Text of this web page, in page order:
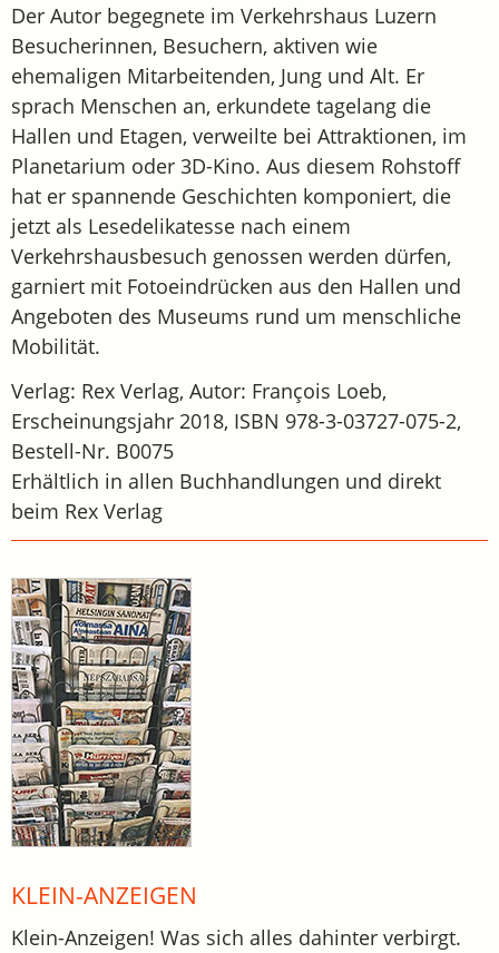
Der Autor begegnete im Verkehrshaus Luzern
Besucherinnen, Besuchern, aktiven wie
ehemaligen Mitarbeitenden, Jung und Alt. Er
sprach Menschen an, erkundete tagelang die
Hallen und Etagen, verweilte bei Attraktionen, im
Planetarium oder 3D-Kino. Aus diesem Rohstoff
hat er spannende Geschichten komponiert, die
jetzt als Lesedelikatesse nach einem
Verkehrshausbesuch genossen werden dürfen,
garniert mit Fotoeindrücken aus den Hallen und
Angeboten des Museums rund um menschliche
Mobilität.
Verlag: Rex Verlag, Autor: François Loeb,
Erscheinungsjahr 2018, ISBN 978-3-03727-075-2,
Bestell-Nr. B0075
Erhältlich in allen Buchhandlungen und direkt
beim Rex Verlag
KLEIN-ANZEIGEN
Klein-Anzeigen! Was sich alles dahinter verbirgt.